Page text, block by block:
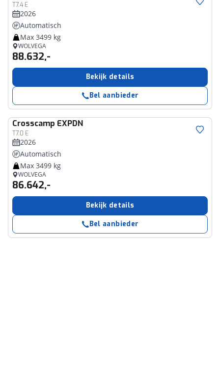
T7.4 E
2026
Automatisch
Max 3499 kg
WOLVEGA
88.632,-
Bekijk details
Bel aanbieder
Crosscamp EXPDN
T7.0 E
2026
Automatisch
Max 3499 kg
WOLVEGA
86.642,-
Bekijk details
Bel aanbieder